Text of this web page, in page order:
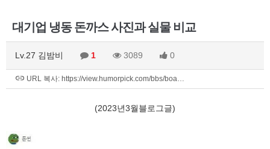
대기업 냉동 돈까스 사진과 실물 비교
Lv.27 김밤비 1 3089 0
URL 복사: https://view.humorpick.com/bbs/boa…
(2023년3월블로그글)